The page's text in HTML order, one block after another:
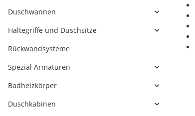
Duschwannen
Haltegriffe und Duschsitze
Rückwandsysteme
Spezial Armaturen
Badheizkörper
Duschkabinen